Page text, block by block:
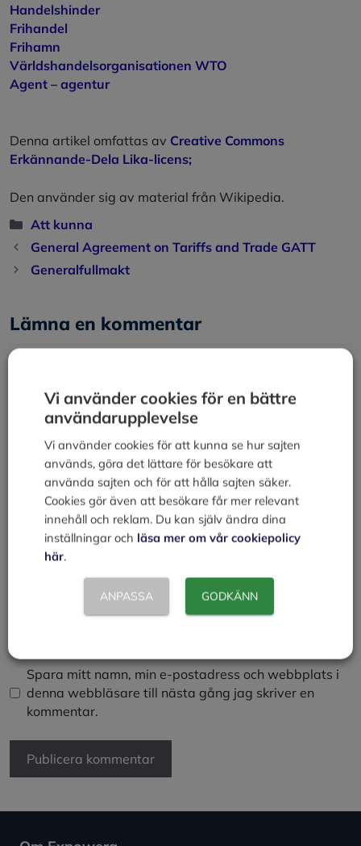
Handelshinder
Frihandel
Frihamn
Världshandelsorganisationen WTO
Agent – agentur
Denna artikel omfattas av Creative Commons
Erkännande-Dela Lika-licens;
Den använder sig av material från Wikipedia.
Kategorier
Att kunna
General Agreement on Tariffs and Trade GATT
Generalfullmakt
Lämna en kommentar
Kommentar
Spara mitt namn, min e-postadress och webbplats i
denna webbläsare till nästa gång jag skriver en
kommentar.
Vi använder cookies för en bättre
användarupplevelse
Vi använder cookies för att kunna se hur sajten
används, göra det lättare för besökare att
använda sajten och för att hålla sajten säker.
Cookies gör även att besökare får mer relevant
innehåll och reklam. Du kan själv ändra dina
inställningar och läsa mer om vår cookiepolicy
här.
ANPASSA GODKÄNN